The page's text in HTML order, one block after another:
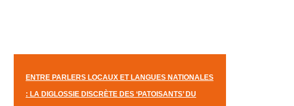
ENTRE PARLERS LOCAUX ET LANGUES NATIONALES
: LA DIGLOSSIE DISCRÈTE DES ‘PATOISANTS’ DU